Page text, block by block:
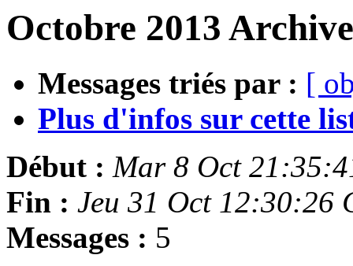
Octobre 2013
Messages triés par : [
Plus d'infos sur cette
Début : Mar 8 Oct
Fin : Jeu 31 Oct 12:30:26
Messages : 5